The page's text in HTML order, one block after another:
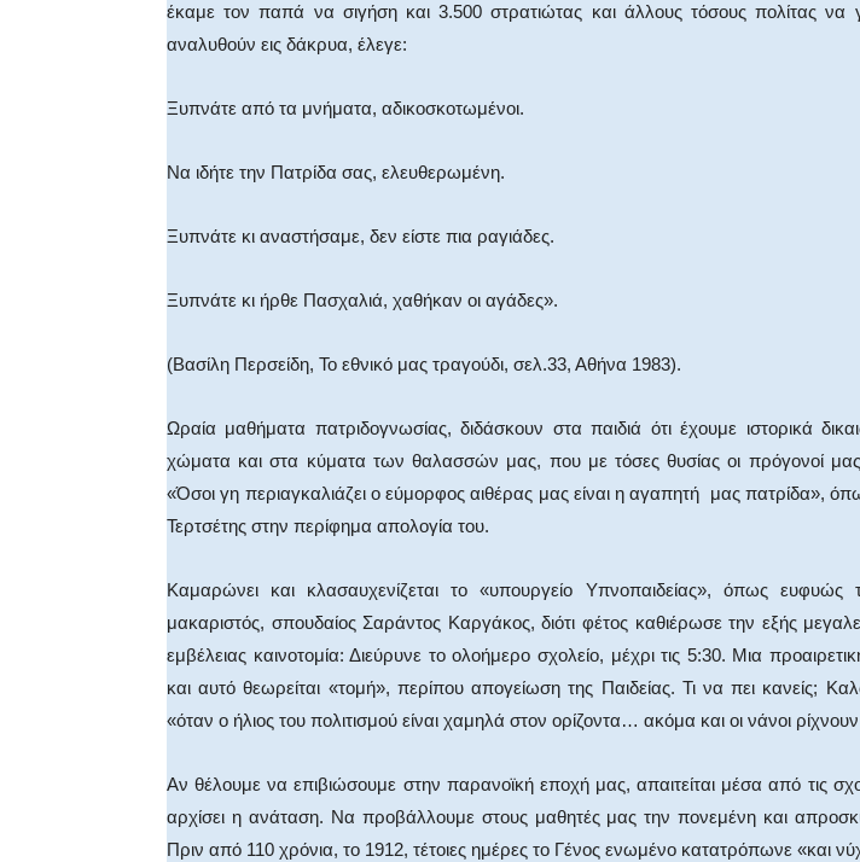
έκαμε τον παπά να σιγήση και 3.500 στρατιώτας και άλλους τόσους πολίτας να
αναλυθούν εις δάκρυα, έλεγε:
Ξυπνάτε από τα μνήματα, αδικοσκοτωμένοι.
Να ιδήτε την Πατρίδα σας, ελευθερωμένη.
Ξυπνάτε κι αναστήσαμε, δεν είστε πια ραγιάδες.
Ξυπνάτε κι ήρθε Πασχαλιά, χαθήκαν οι αγάδες».
(Βασίλη Περσείδη, Το εθνικό μας τραγούδι, σελ.33, Αθήνα 1983).
Ωραία μαθήματα πατριδογνωσίας, διδάσκουν στα παιδιά ότι έχουμε ιστορικά
χώματα και στα κύματα των θαλασσών μας, που με τόσες θυσίας οι πρόγονοί
«Όσοι γη περιαγκαλιάζει ο εύμορφος αιθέρας μας είναι η αγαπητή μας πατρίδα»,
Τερτσέτης στην περίφημα απολογία του.
Καμαρώνει και κλασαυχενίζεται το «υπουργείο Υπνοπαιδείας», όπως
μακαριστός, σπουδαίος Σαράντος Καργάκος, διότι φέτος καθιέρωσε την εξής
εμβέλειας καινοτομία: Διεύρυνε το ολοήμερο σχολείο, μέχρι τις 5:30. Μια
και αυτό θεωρείται «τομή», περίπου απογείωση της Παιδείας. Τι να πει κανείς;
«όταν ο ήλιος του πολιτισμού είναι χαμηλά στον ορίζοντα… ακόμα και οι νάνοι
Αν θέλουμε να επιβιώσουμε στην παρανοϊκή εποχή μας, απαιτείται μέσα από τις
αρχίσει η ανάταση. Να προβάλλουμε στους μαθητές μας την πονεμένη και
Πριν από 110 χρόνια, το 1912, τέτοιες ημέρες το Γένος ενωμένο κατατρόπωνε «και